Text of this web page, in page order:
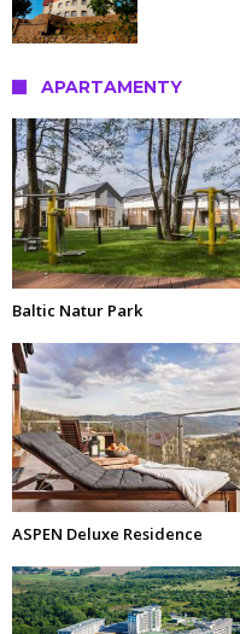
APARTAMENTY
Baltic Natur Park
ASPEN Deluxe Residence